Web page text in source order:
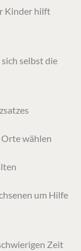
Kinder hilft
selbst die
Orte wählen
um Hilfe
Zeit